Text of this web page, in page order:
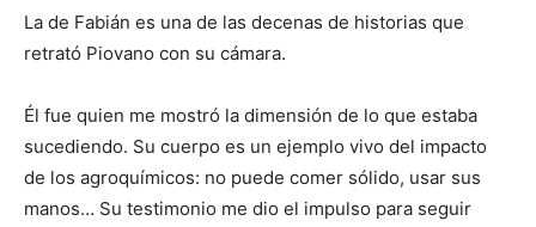
La de Fabián es una de las decenas de historias que
retrató Piovano con su cámara.
Él fue quien me mostró la dimensión de lo que estaba
sucediendo. Su cuerpo es un ejemplo vivo del impacto
de los agroquímicos: no puede comer sólido, usar sus
manos… Su testimonio me dio el impulso para seguir